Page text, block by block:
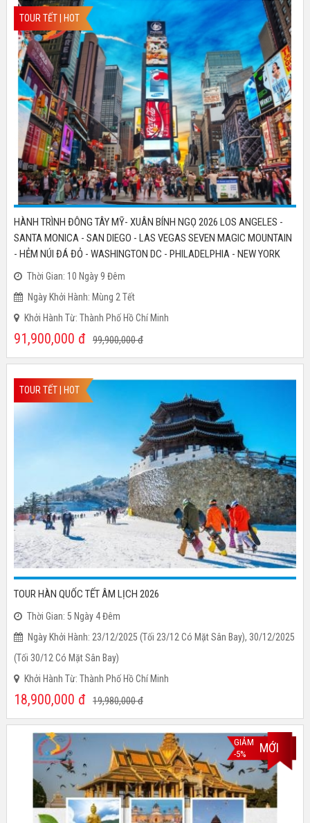
TOUR TẾT | HOT
HÀNH TRÌNH ĐÔNG TÂY MỸ- XUÂN BÍNH NGỌ 2026 LOS ANGELES -
SANTA MONICA - SAN DIEGO - LAS VEGAS SEVEN MAGIC MOUNTAIN
- HẺM NÚI ĐÁ ĐỎ - WASHINGTON DC - PHILADELPHIA - NEW YORK
Thời Gian: 10 Ngày 9 Đêm
Ngày Khởi Hành: Mùng 2 Tết
Khởi Hành Từ: Thành Phố Hồ Chí Minh
91,900,000 đ 99,900,000đ
TOUR TẾT | HOT
TOUR HÀN QUỐC TẾT ÂM LỊCH 2026
Thời Gian: 5 Ngày 4 Đêm
Ngày Khởi Hành: 23/12/2025 (tối 23/12 Có Mặt Sân Bay), 30/12/2025
(tối 30/12 Có Mặt Sân Bay)
Khởi Hành Từ: Thành Phố Hồ Chí Minh
18,900,000 đ 19,980,000đ
GIẢM
-5%
MỚI